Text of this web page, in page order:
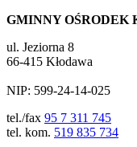
GMINNY OŚRODEK
ul. Jeziorna 8
66-415 Kłodawa
NIP: 599-24-14-025
tel./fax 95 7 311 745
tel. kom. 519 835 734